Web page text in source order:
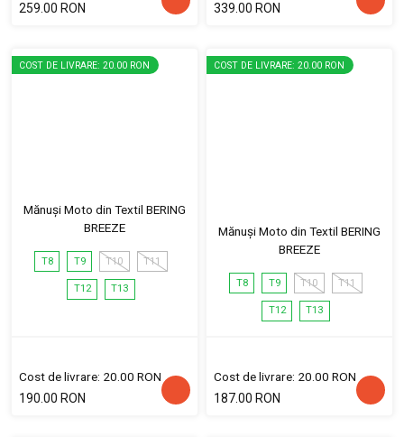
259.00 RON
339.00 RON
COST DE LIVRARE: 20.00 RON
Mănuși Moto din Textil BERING
BREEZE
T8 T9 T10 T11
T12 T13
Cost de livrare: 20.00 RON
190.00 RON
COST DE LIVRARE: 20.00 RON
Mănuși Moto din Textil BERING
BREEZE
T8 T9 T10 T11
T12 T13
Cost de livrare: 20.00 RON
187.00 RON